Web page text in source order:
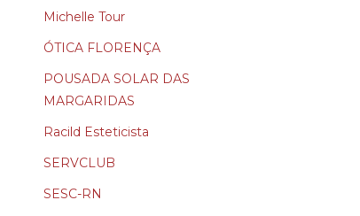
Michelle Tour
ÓTICA FLORENÇA
POUSADA SOLAR DAS
MARGARIDAS
Racild Esteticista
SERVCLUB
SESC-RN